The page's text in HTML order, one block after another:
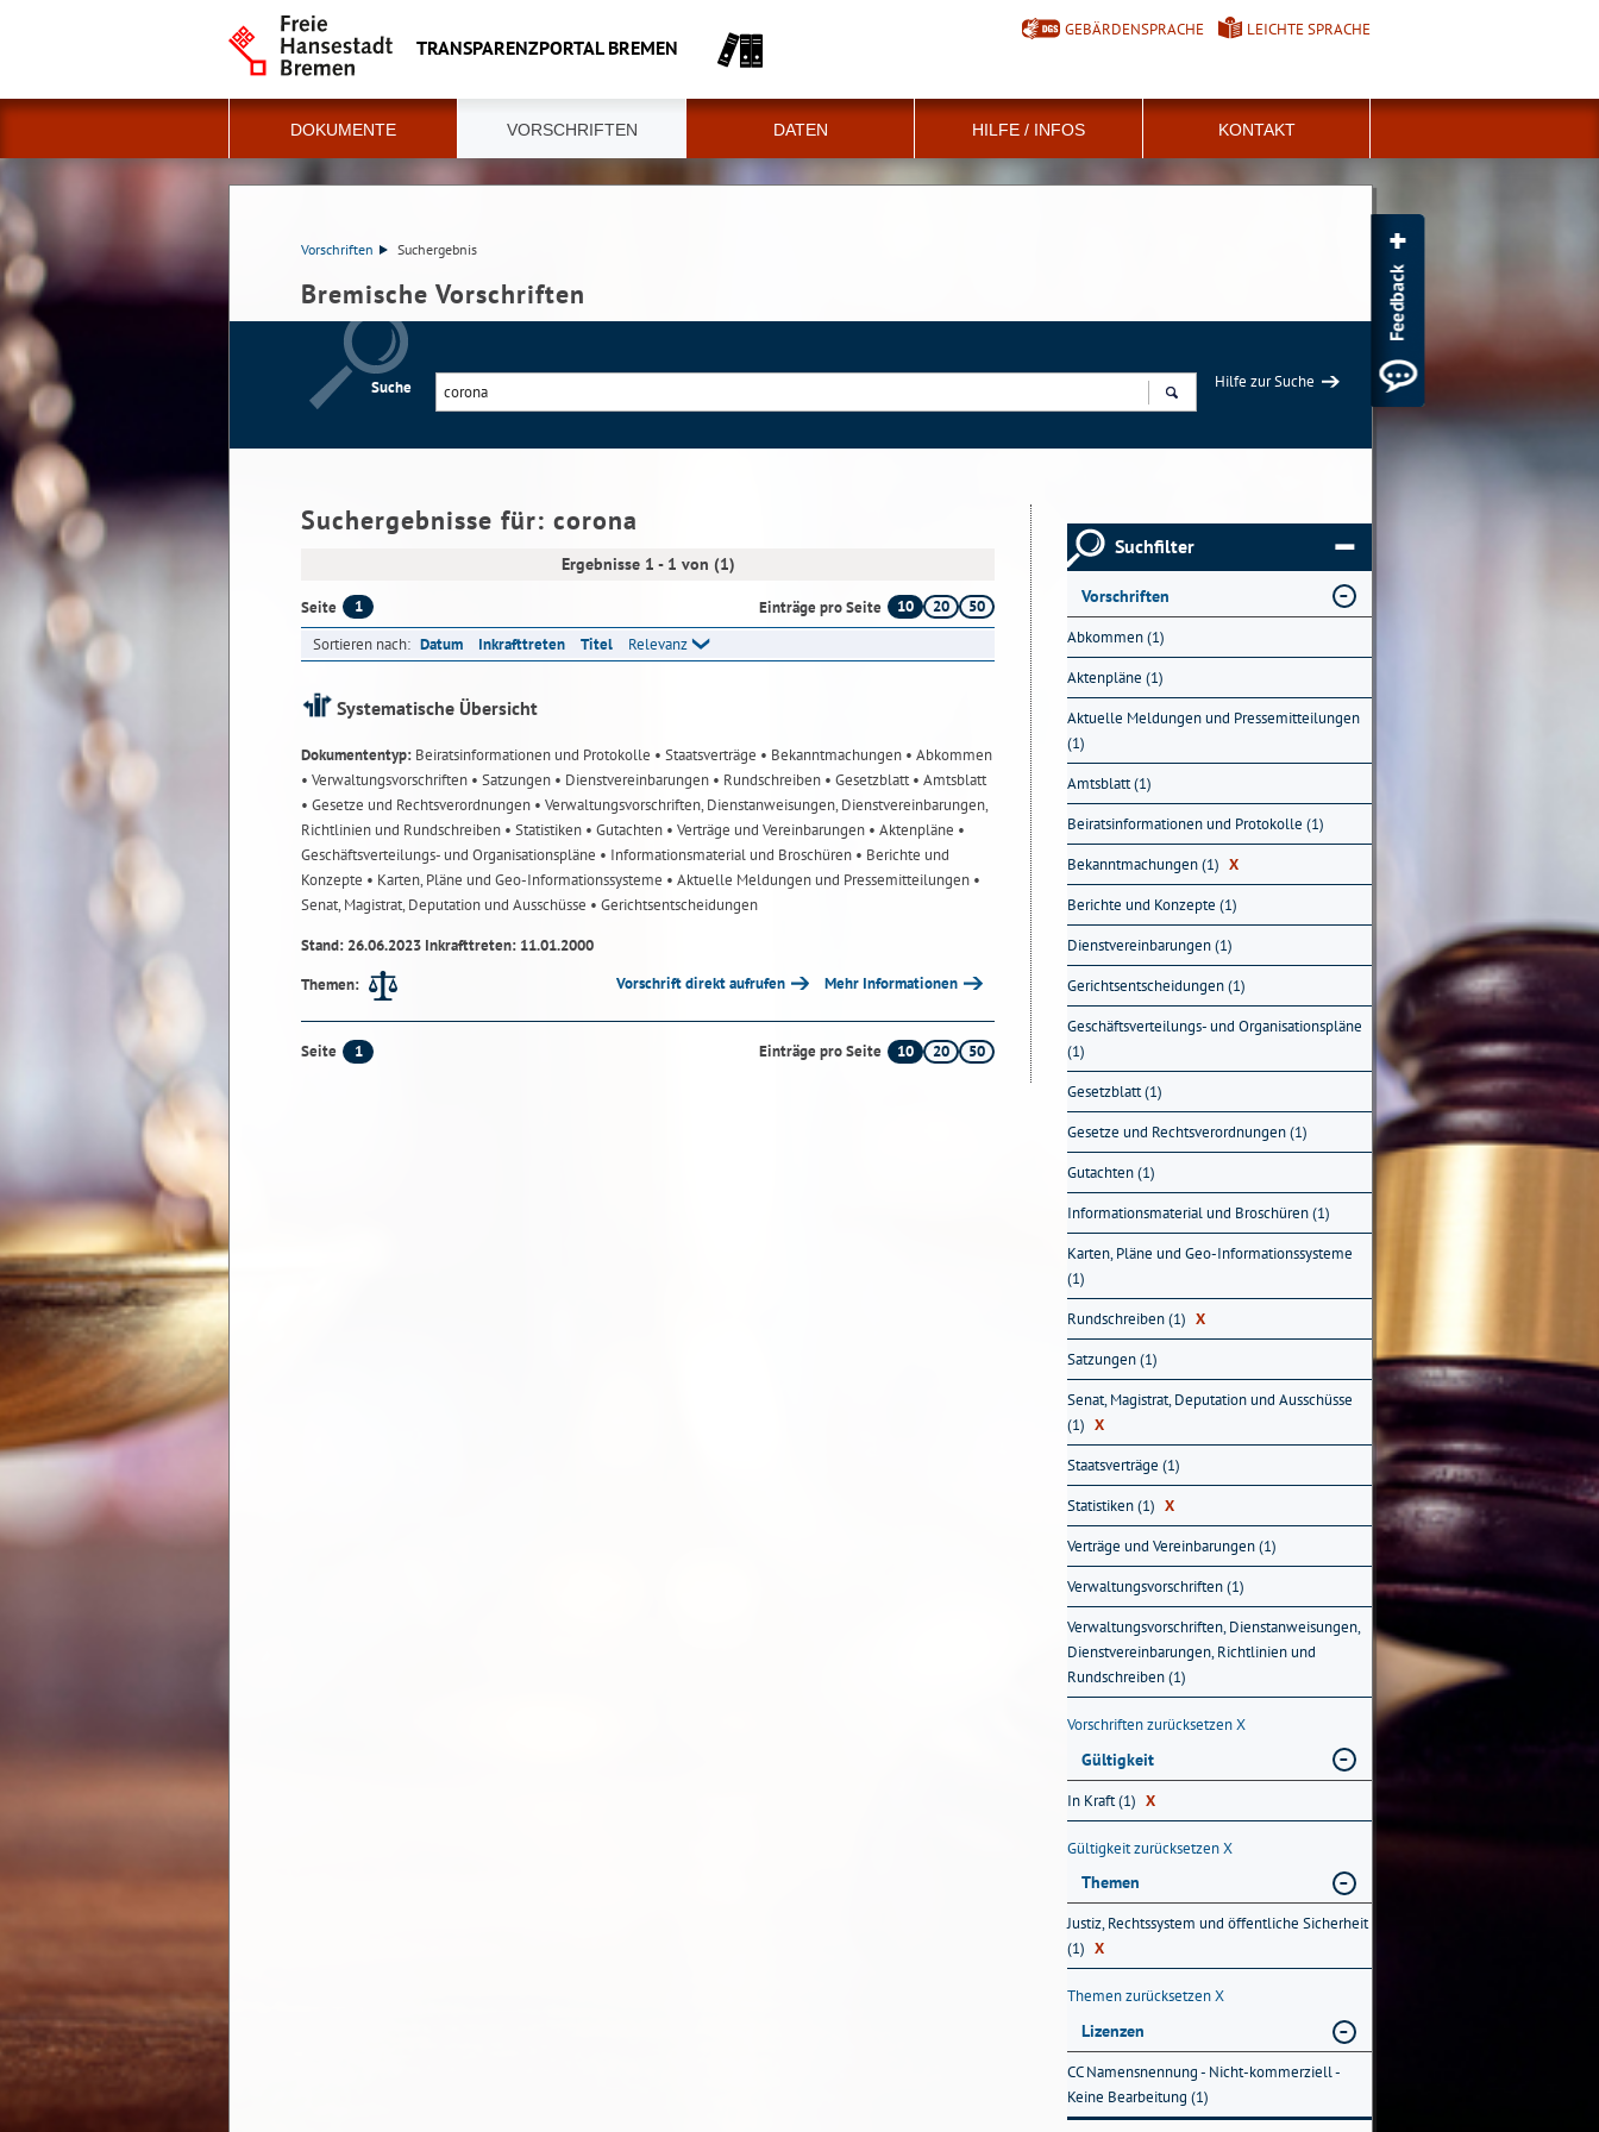
TRANSPARENZPORTAL BREMEN
GEBÄRDENSPRACHE LEICHTE SPRACHE
DOKUMENTE VORSCHRIFTEN DATEN HILFE / INFOS KONTAKT
Vorschriften Suchergebnis
Bremische Vorschriften
Suche
Hilfe zur Suche
Suchergebnisse für: corona
Ergebnisse 1 - 1 von (1)
Seite 1 Einträge pro Seite 10 20
50
Sortieren nach: Datum Inkrafttreten Titel Relevanz
Systematische Übersicht
Dokumententyp: Beiratsinformationen und Protokolle • Staatsverträge • Bekanntmachungen • Abkommen
• Verwaltungsvorschriften • Satzungen • Dienstvereinbarungen • Rundschreiben • Gesetzblatt• Amtsblatt
• Gesetze und Rechtsverordnungen • Verwaltungsvorschriften, Dienstanweisungen, Dienstvereinbarungen,
Richtlinien und Rundschreiben • Statistiken • Gutachten • Verträge und Vereinbarungen • Aktenpläne •
Geschäftsverteilungs- und Organisationspläne • Informationsmaterial und Broschüren • Berichte und
Konzepte • Karten, Pläne und Geo-Informationssysteme • Aktuelle Meldungen und Pressemitteilungen •
Senat, Magistrat, Deputation und Ausschüsse • Gerichtsentscheidungen
Stand: 26.06.2023 Inkrafttreten: 11.01.2000
Themen:
Vorschrift direkt aufrufen Mehr Informationen
Seite 1 Einträge pro Seite 10 20 50
Suchfilter
Vorschriften
Abkommen (1)
Aktenpläne (1)
Aktuelle Meldungen und Pressemitteilungen
(1)
Amtsblatt (1)
Beiratsinformationen und Protokolle (1)
Bekanntmachungen (1) X
Berichte und Konzepte (1)
Dienstvereinbarungen (1)
Gerichtsentscheidungen (1)
Geschäftsverteilungs- und Organisationspläne
(1)
Gesetzblatt (1)
Gesetze und Rechtsverordnungen (1)
Gutachten (1)
Informationsmaterial und Broschüren (1)
Karten, Pläne und Geo-Informationssysteme
(1)
Rundschreiben (1) X
Satzungen (1)
Senat, Magistrat, Deputation und Ausschüsse
(1) X
Staatsverträge (1)
Statistiken (1) X
Verträge und Vereinbarungen (1)
Verwaltungsvorschriften (1)
Verwaltungsvorschriften, Dienstanweisungen,
Dienstvereinbarungen, Richtlinien und
Rundschreiben (1)
Vorschriften zurücksetzenX
Gültigkeit
In Kraft (1) X
Gültigkeit zurücksetzenX
Themen
Justiz, Rechtssystem und öffentliche Sicherheit
(1) X
Themen zurücksetzenX
Lizenzen
CC Namensnennung - Nicht-kommerziell -
Keine Bearbeitung (1)